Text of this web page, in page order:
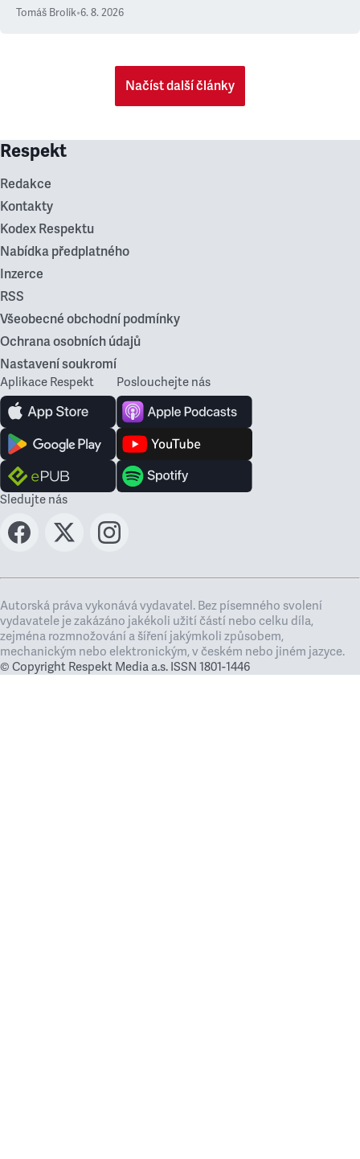
Tomáš Brolík•6. 8. 2026
Načíst další články
Respekt
Redakce
Kontakty
Kodex Respektu
Nabídka předplatného
Inzerce
RSS
Všeobecné obchodní podmínky
Ochrana osobních údajů
Nastavení soukromí
Aplikace Respekt Poslouchejte nás
Sledujte nás
Autorská práva vykonává vydavatel. Bez písemného svolení
vydavatele je zakázáno jakékoli užití částí nebo celku díla,
zejména rozmnožování a šíření jakýmkoli způsobem,
mechanickým nebo elektronickým, v českém nebo jiném jazyce.
© Copyright Respekt Media a.s. ISSN 1801-1446